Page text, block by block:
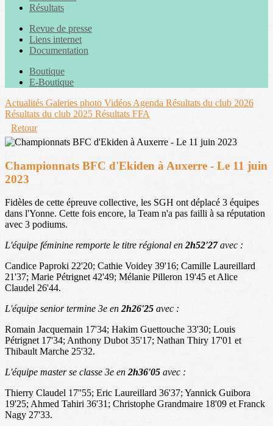
Résultats
Revue de presse
Liens internet
Documentation
Boutique
E-Boutique
Actualités Galeries photo Vidéos Agenda Résultats du club 2026
Résultats du club 2025 Résultats FFA
Retour
Championnats BFC d'Ekiden à Auxerre - Le 11 juin
2023
Fidèles de cette épreuve collective, les SGH ont déplacé 3 équipes
dans l'Yonne. Cette fois encore, la Team n'a pas failli à sa réputation
avec 3 podiums.
L'équipe féminine remporte le titre régional en2h52'27avec :
Candice Paproki 22'20; Cathie Voidey 39'16; Camille Laureillard
21'37; Marie Pétrignet 42'49; Mélanie Pilleron 19'45 et Alice
Claudel 26'44.
L'équipe senior termine 3e en2h26'25 avec :
Romain Jacquemain 17'34; Hakim Guettouche 33'30; Louis
Pétrignet 17'34; Anthony Dubot 35'17; Nathan Thiry 17'01 et
Thibault Marche 25'32.
L'équipe master se classe 3e en2h36'05 avec :
Thierry Claudel 17''55; Eric Laureillard 36'37; Yannick Guibora
19'25; Ahmed Tahiri 36'31; Christophe Grandmaire 18'09 et Franck
Nagy 27'33.